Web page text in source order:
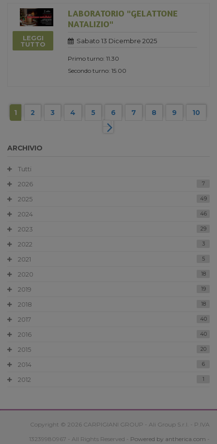
LEGGI
TUTTO
LABORATORIO "GELATTONE
NATALIZIO"
Sabato 13 Dicembre 2025
Primo turno: 11.30
Secondo turno: 15.00
1 2 3 4 5 6 7 8 9 10
ARCHIVIO
Tutti
2026
7
2025 49
2024 46
2023 29
2022 3
2021 5
2020 18
2019 19
2018 18
2017 40
2016 40
2015 20
2014 6
2012 1
Copyright © 2026 CARPIGIANI GROUP - Ali Group S.r.l. - P.IVA
13239980967 - All Rights Reserved - Powered by antherica.com -